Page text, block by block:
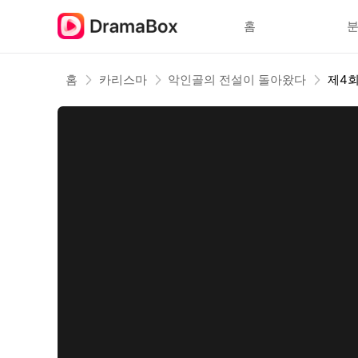
홈
홈 카리스마 악인골의 전설이 돌아왔다 제4회